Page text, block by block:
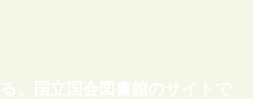
、国立国会図書館のサイトで